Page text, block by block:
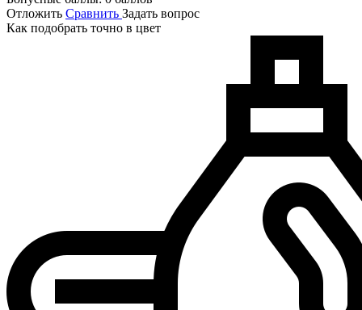
Отложить Сравнить Задать вопрос
Как подобрать точно в цвет